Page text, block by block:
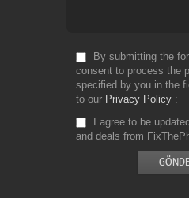
By submitting the
consent to process the
specified by you in the
to our Privacy Policy
I agree to be
and deals from